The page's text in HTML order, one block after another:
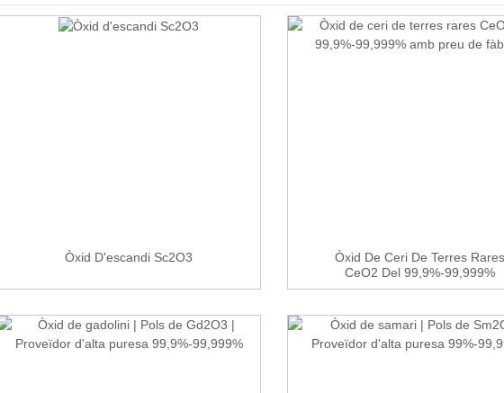
Òxid D'escandi Sc2O3
Òxid De Ceri De Terres Rares
CeO2 Del 99,9%-99,999%
Amb...